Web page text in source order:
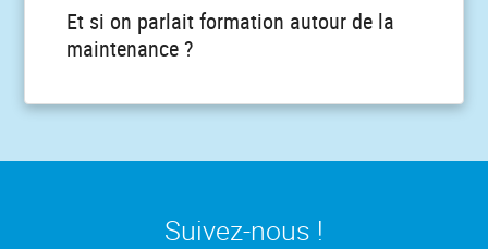
Et si on parlait formation autour de la
maintenance ?
Suivez-nous !